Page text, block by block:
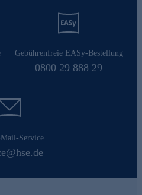
Gebührenfreie EASy-Bestellung
0800 29 888 29
Service